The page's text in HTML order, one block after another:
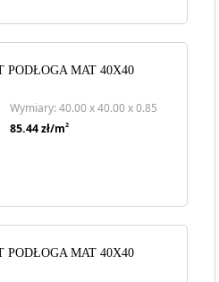
PODŁOGA MAT 40X40
Wymiary: 40.00 x 40.00 x 0.85
85.44zł/m2
PODŁOGA MAT 40X40